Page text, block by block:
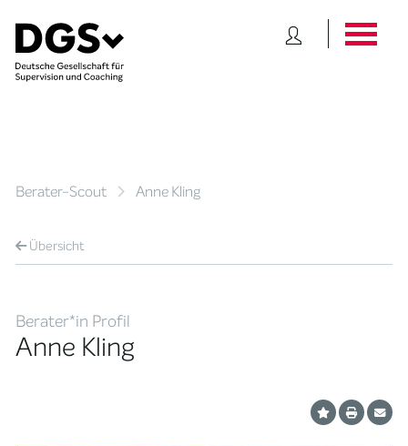
Berater-Scout Anne Kling
Übersicht
Berater*in Profil
Anne Kling